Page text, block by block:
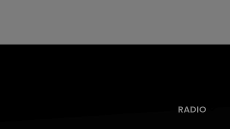
RADIO